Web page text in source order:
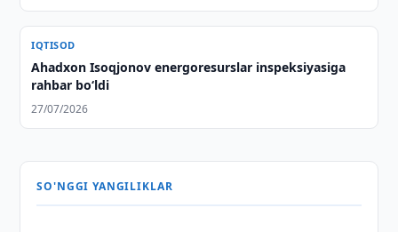
IQTISOD
Ahadxon Isoqjonov energoresurslar inspeksiyasiga
rahbar bo‘ldi
27/07/2026
SO'NGGI YANGILIKLAR